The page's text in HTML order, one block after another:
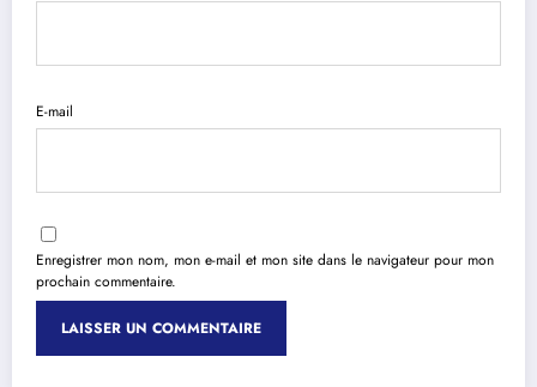
E-mail
Enregistrer mon nom, mon e-mail et mon site dans le navigateur pour mon
prochain commentaire.